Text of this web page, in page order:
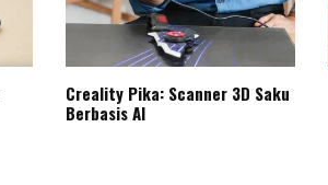
Creality Pika: Scanner 3D Saku
Berbasis AI